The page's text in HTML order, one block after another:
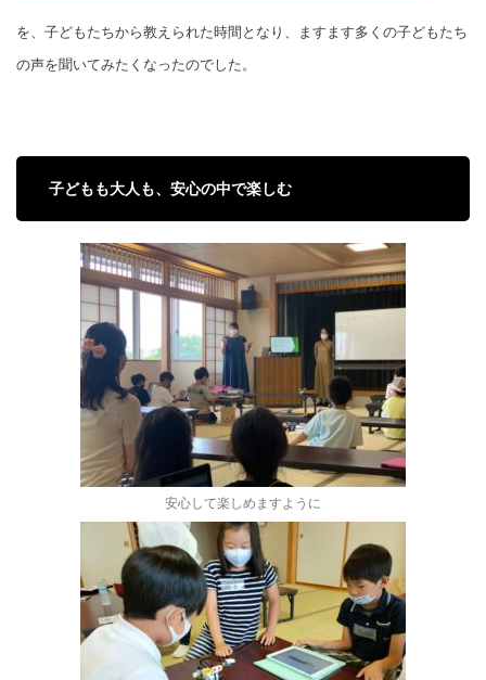
を、子どもたちから教えられた時間となり、ますます多くの子どもたち
の声を聞いてみたくなったのでした。
子どもも大人も、安心の中で楽しむ
安心して楽しめますように